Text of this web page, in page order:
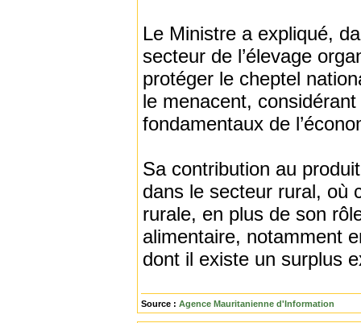
Le Ministre a expliqué,
secteur de l’élevage
protéger le cheptel
le menacent,
fondamentaux de
Sa contribution au
dans le secteur rural, où
rurale, en plus de son
alimentaire, notamment
dont il existe un surplus
Source : Agence Mauritanienne d'Information